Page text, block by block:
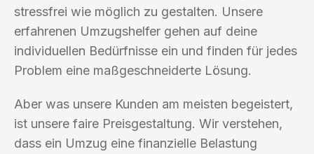
stressfrei wie möglich zu gestalten. Unsere
erfahrenen Umzugshelfer gehen auf deine
individuellen Bedürfnisse ein und finden für jedes
Problem eine maßgeschneiderte Lösung.
Aber was unsere Kunden am meisten begeistert,
ist unsere faire Preisgestaltung. Wir verstehen,
dass ein Umzug eine finanzielle Belastung